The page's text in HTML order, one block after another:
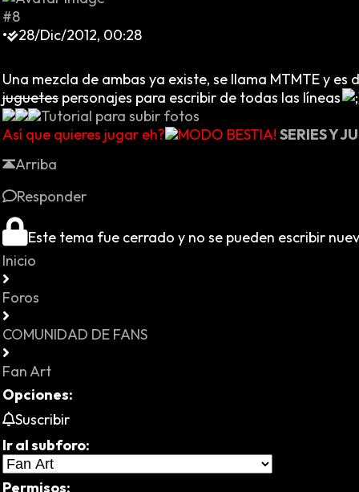
#8
•
28/Dic/2012, 00:28
Una mezcla de ambas ya existe, se llama MTMTE y es
juguetes personajes para escribir de todas las líneas
Tutorial para subir fotos
Así que quieres jugar eh?
MODO BESTIA! SERIES Y
Arriba
Responder
Este tema fue cerrado y no se pueden escribir
Inicio
Foros
COMUNIDAD DE FANS
Fan Art
Opciones:
Suscribir
Ir al subforo:
Permisos: